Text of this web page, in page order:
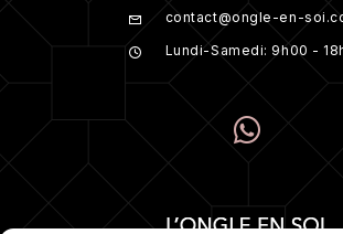
contact@ongle-en-
Lundi-Samedi: 9h00 -